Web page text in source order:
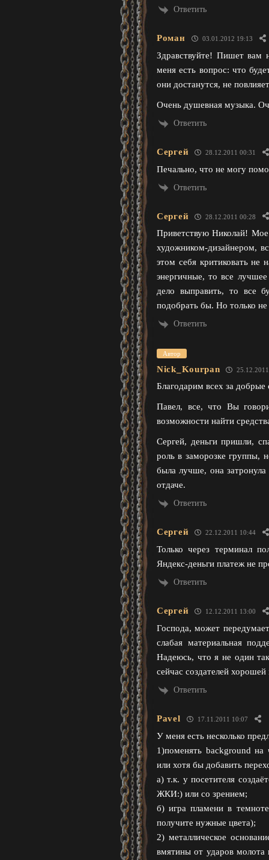
Ответить
Роман 03.01.2012 19:13
Здравствуйте! Пишет вам
меня есть вопрос: что
они достанутся, не
Очень душевная музыка.
Ответить
Сергей 28.12.2011 00:31
Печально, что не могу
Ответить
Сергей 28.12.2011 00:28
Приветствую Николай!
художником-дизайнером,
этом себя критиковать
энергичные, то все
дело выправить, то все
подобрать бы. Но только
Ответить
Автор
Nick_Kourpan
Благодарим всех за добрые
Павел, все, что Вы
возможности найти
Сергей, деньги пришли,
роль в заморозке группы,
была лучше, она
отдаче.
Ответить
Сергей 22.12.2011 10:44
Только через терминал
Яндекс-деньги платеж не
Ответить
Сергей 12.12.2011 13:00
Господа, может
слабая материальная
Надеюсь, что я не один
сейчас создателей
Ответить
Pavel 17.11.2011 10:07
У меня есть несколько
1)поменять background
или хотя бы добавить
а) т.к. у посетителя
ЖКИ:) или со зрением;
б) игра пламени в
получите нужные цвета);
2) металлическое
вмятины от ударов молота